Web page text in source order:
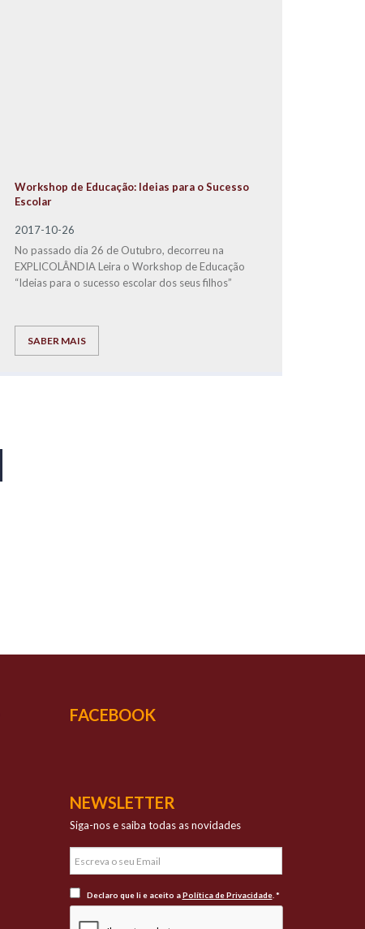
Workshop de Educação: Ideias para o Sucesso
Escolar
2017-10-26
No passado dia 26 de Outubro, decorreu na
EXPLICOLÂNDIA Leira o Workshop de Educação
“Ideias para o sucesso escolar dos seus filhos”
SABER MAIS
FACEBOOK
NEWSLETTER
Siga-nos e saiba todas as novidades
Declaro que li e aceito aPolítica de Privacidade. *